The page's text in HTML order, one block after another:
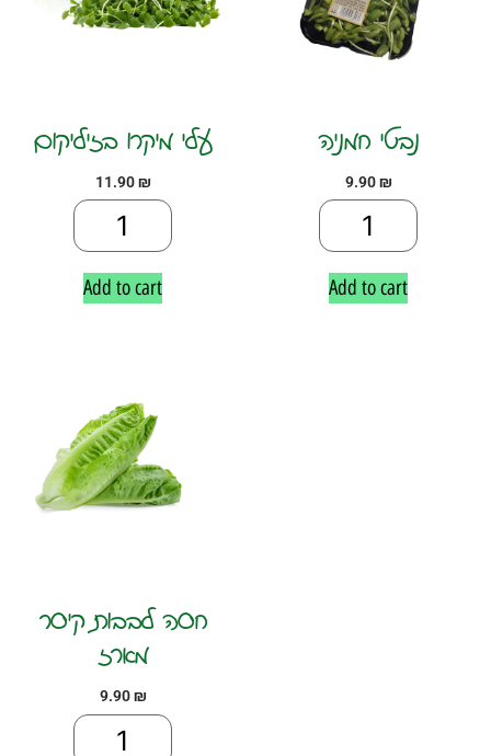
עלי מיקרו בזיליקום
11.90₪
Add to cart
נבטי חמניה
9.90₪
Add to cart
חסה לבבות קיסר
מארז
9.90₪